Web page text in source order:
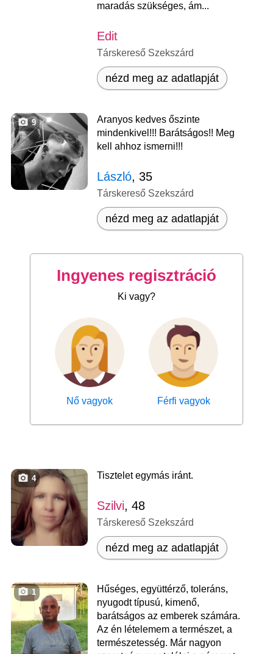
maradás szükséges, ám...
Edit
Társkereső Szekszárd
nézd meg az adatlapját
9
Aranyos kedves őszinte
mindenkivel!!! Barátságos!! Meg
kell ahhoz ismerni!!!
László, 35
Társkereső Szekszárd
nézd meg az adatlapját
Ingyenes regisztráció
Ki vagy?
Nő vagyok Férfi vagyok
4 Tisztelet egymás iránt.
Szilvi, 48
Társkereső Szekszárd
nézd meg az adatlapját
1
Hűséges, együttérző, toleráns,
nyugodt típusú, kimenő,
barátságos az emberek számára.
Az én lételemem a természet, a
természetesség. Már nagyon